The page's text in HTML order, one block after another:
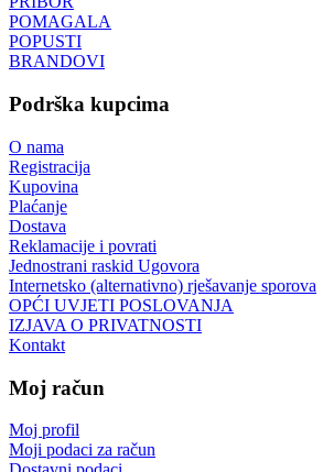
POMAGALA
POPUSTI
BRANDOVI
Podrška kupcima
O nama
Registracija
Kupovina
Plaćanje
Dostava
Reklamacije i povrati
Jednostrani raskid Ugovora
Internetsko (alternativno) rješavanje sporova
OPĆI UVJETI POSLOVANJA
IZJAVA O PRIVATNOSTI
Kontakt
Moj račun
Moj profil
Moji podaci za račun